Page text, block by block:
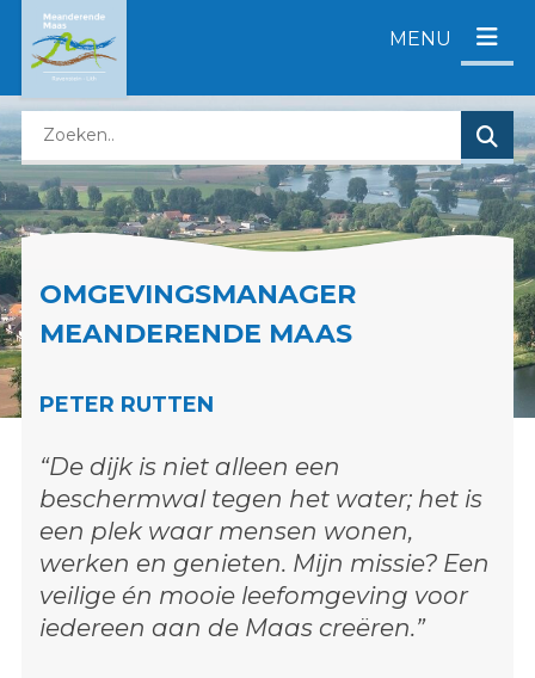
e
c
t
n
a
a
r
c
o
n
t
e
MENU
Z
o
e
k
e
n
o
p
d
e
OMGEVINGSMANAGER
MEANDERENDE MAAS
PETER RUTTEN
“De dijk is niet alleen een
beschermwal tegen het water; het is
een plek waar mensen wonen,
werken en genieten. Mijn missie? Een
veilige én mooie leefomgeving voor
iedereen aan de Maas creëren.”